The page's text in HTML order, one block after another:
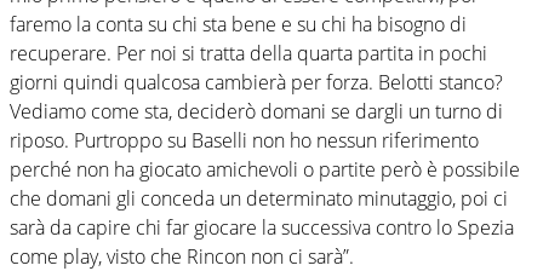
faremo la conta su chi sta bene e su chi ha bisogno di
recuperare. Per noi si tratta della quarta partita in pochi
giorni quindi qualcosa cambierà per forza. Belotti stanco?
Vediamo come sta, deciderò domani se dargli un turno di
riposo. Purtroppo su Baselli non ho nessun riferimento
perché non ha giocato amichevoli o partite però è possibile
che domani gli conceda un determinato minutaggio, poi ci
sarà da capire chi far giocare la successiva contro lo Spezia
come play, visto che Rincon non ci sarà”.